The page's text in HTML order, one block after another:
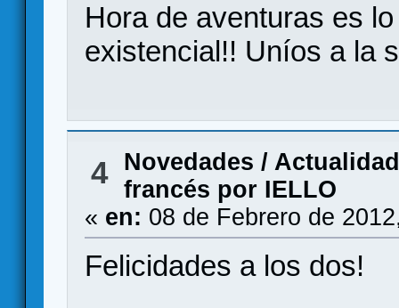
Hora de aventuras es
existencial!! Uníos a la
4
Novedades / Actualidad
francés por IELLO
« en: 08 de Febrero de
Felicidades a los dos!